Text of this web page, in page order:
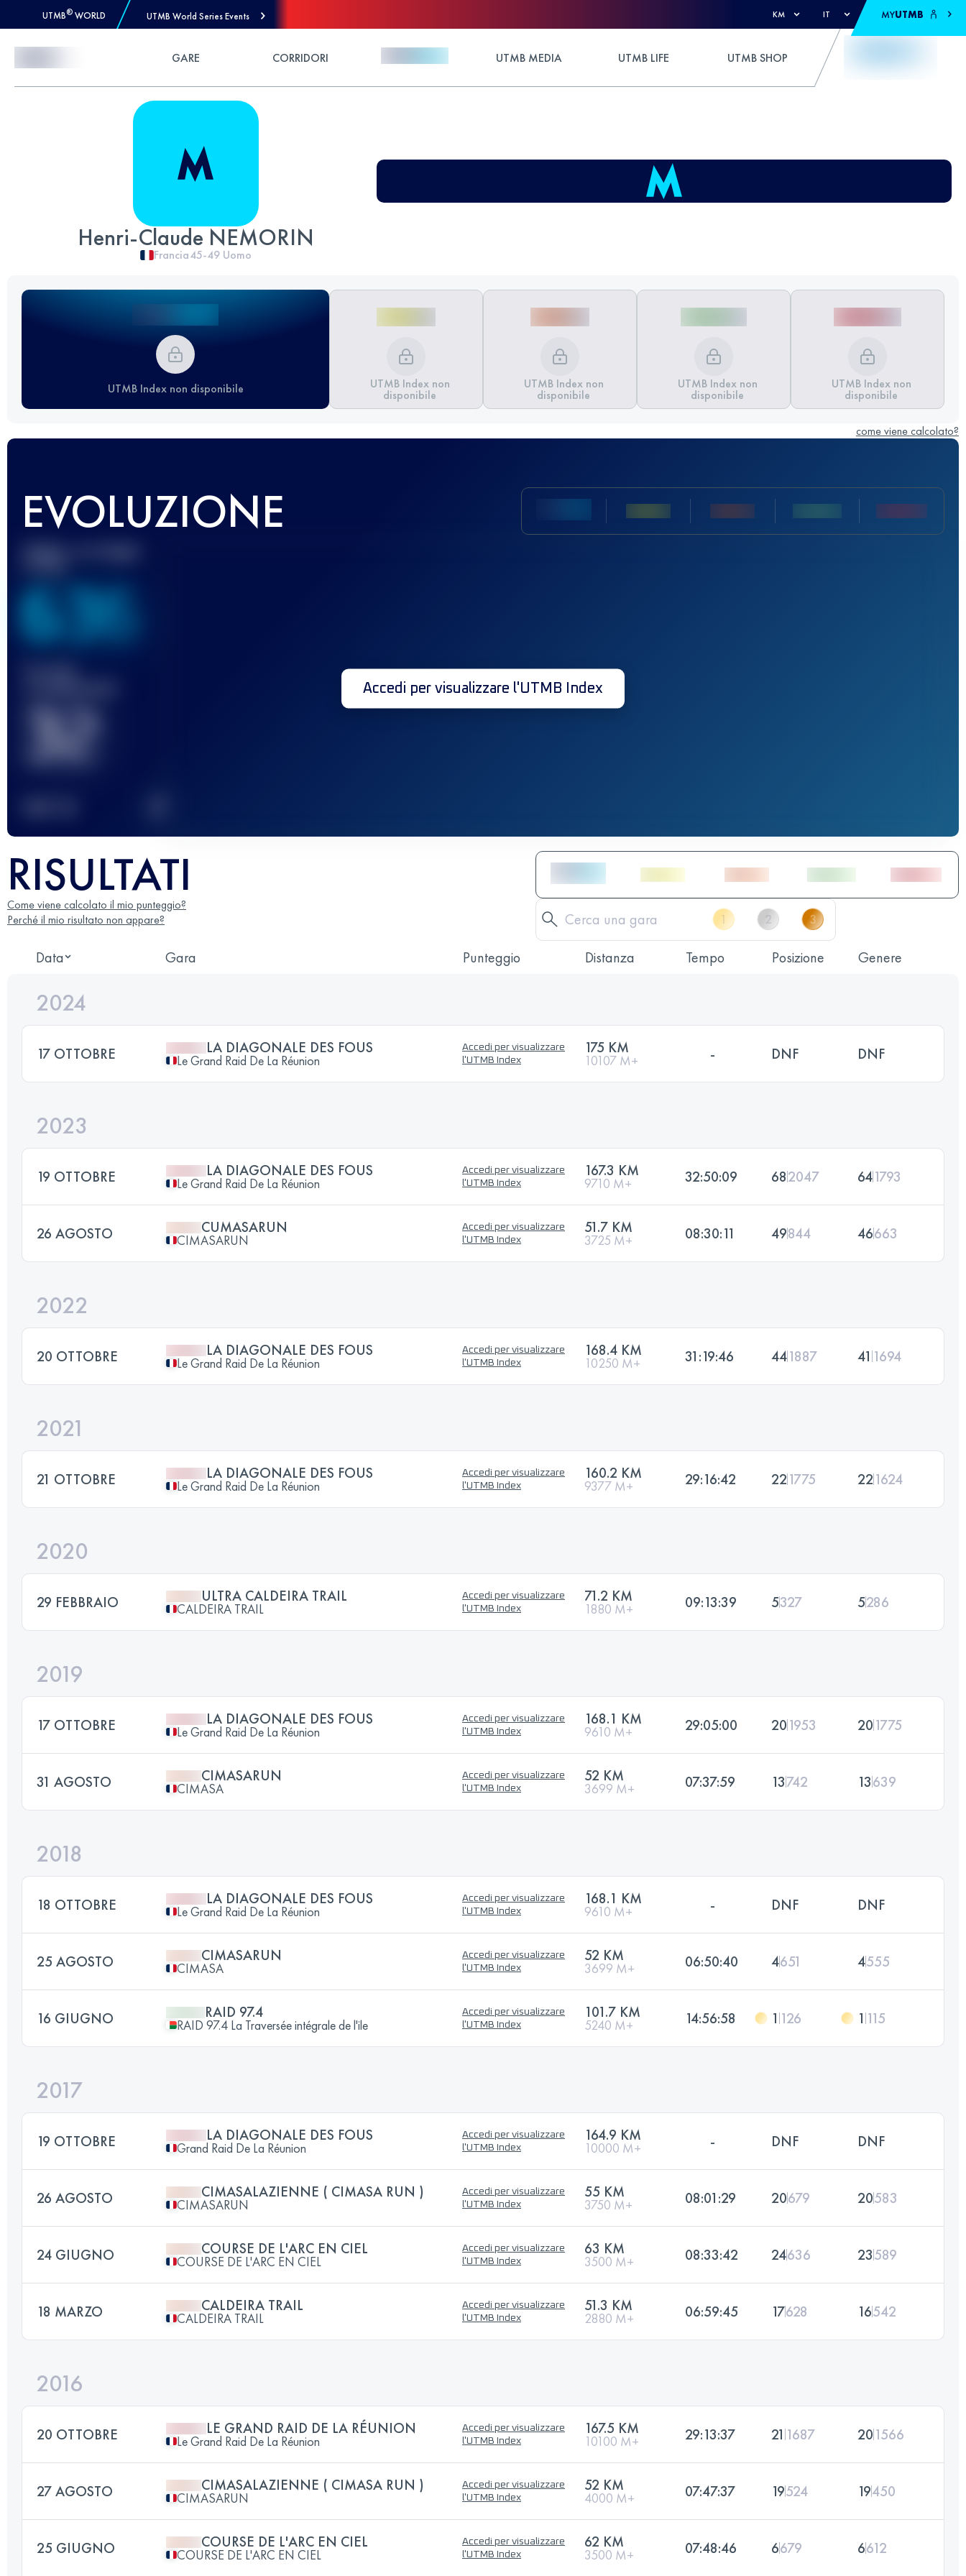
UTMB® WORLD UTMB World Series Events KM IT MYUTMB
GARE CORRIDORI UTMB MEDIA UTMB LIFE UTMB SHOP
Henri-Claude NEMORIN
Francia45-49 Uomo
UTMB Index non disponibile UTMB Index non
disponibile
UTMB Index non
disponibile
UTMB Index non
disponibile
UTMB Index non
disponibile
come viene calcolato?
EVOLUZIONE
Miglior punteggio
636
Gara(e)
32
Accedi per visualizzare l'UTMB Index
RISULTATI
Come viene calcolato il mio punteggio?
Perché il mio risultato non appare?
Data Gara Punteggio Distanza Tempo Posizione Genere
2024
17 OTTOBRE LA DIAGONALE DES FOUS
Le Grand Raid De La Réunion
Accedi per visualizzare
l'UTMB Index
175 KM
10107 M+ - DNF DNF
2023
19 OTTOBRE LA DIAGONALE DES FOUS
Le Grand Raid De La Réunion
Accedi per visualizzare
l'UTMB Index
167.3 KM
9710 M+ 32:50:09 682047 641793
26 AGOSTO CUMASARUN
CIMASARUN
Accedi per visualizzare
l'UTMB Index
51.7 KM
3725 M+ 08:30:11 49844 46663
2022
20 OTTOBRE LA DIAGONALE DES FOUS
Le Grand Raid De La Réunion
Accedi per visualizzare
l'UTMB Index
168.4 KM
10250 M+ 31:19:46 441887 41 1694
2021
21 OTTOBRE LA DIAGONALE DES FOUS
Le Grand Raid De La Réunion
Accedi per visualizzare
l'UTMB Index
160.2 KM
9377 M+ 29:16:42 221775 221624
2020
29 FEBBRAIO ULTRA CALDEIRA TRAIL
CALDEIRA TRAIL
Accedi per visualizzare
l'UTMB Index
71.2 KM
1880 M+ 09:13:39 5327 5286
2019
17 OTTOBRE LA DIAGONALE DES FOUS
Le Grand Raid De La Réunion
Accedi per visualizzare
l'UTMB Index
168.1 KM
9610 M+ 29:05:00 201953 201775
31 AGOSTO CIMASARUN
CIMASA
Accedi per visualizzare
l'UTMB Index
52 KM
3699 M+ 07:37:59 13742 13639
2018
18 OTTOBRE LA DIAGONALE DES FOUS
Le Grand Raid De La Réunion
Accedi per visualizzare
l'UTMB Index
168.1 KM
9610 M+ - DNF DNF
25 AGOSTO CIMASARUN
CIMASA
Accedi per visualizzare
l'UTMB Index
52 KM
3699 M+ 06:50:40 4651 4555
16 GIUGNO RAID 97.4
RAID 97.4 La Traversée intégrale de l'ile
Accedi per visualizzare
l'UTMB Index
101.7 KM
5240 M+ 14:56:58 1 126 1 115
2017
19 OTTOBRE LA DIAGONALE DES FOUS
Grand Raid De La Réunion
Accedi per visualizzare
l'UTMB Index
164.9 KM
10000 M+ - DNF DNF
26 AGOSTO CIMASALAZIENNE ( CIMASA RUN )
CIMASARUN
Accedi per visualizzare
l'UTMB Index
55 KM
3750 M+ 08:01:29 20679 20583
24 GIUGNO COURSE DE L'ARC EN CIEL
COURSE DE L'ARC EN CIEL
Accedi per visualizzare
l'UTMB Index
63 KM
3500 M+ 08:33:42 24636 23589
18 MARZO CALDEIRA TRAIL
CALDEIRA TRAIL
Accedi per visualizzare
l'UTMB Index
51.3 KM
2880 M+ 06:59:45 17628 16542
2016
20 OTTOBRE LE GRAND RAID DE LA RÉUNION
Le Grand Raid De La Réunion
Accedi per visualizzare
l'UTMB Index
167.5 KM
10100 M+ 29:13:37 21 1687 201566
27 AGOSTO CIMASALAZIENNE ( CIMASA RUN )
CIMASARUN
Accedi per visualizzare
l'UTMB Index
52 KM
4000 M+ 07:47:37 19524 19450
25 GIUGNO COURSE DE L'ARC EN CIEL
COURSE DE L'ARC EN CIEL
Accedi per visualizzare
l'UTMB Index
62 KM
3500 M+ 07:48:46 6679 6612